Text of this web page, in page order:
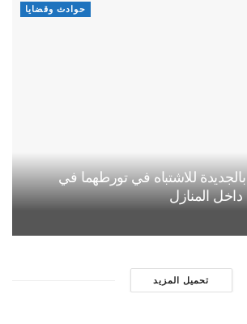
حوادث وقضايا
للاشتباه في تورطهما في
المنازل
تحميل المزيد